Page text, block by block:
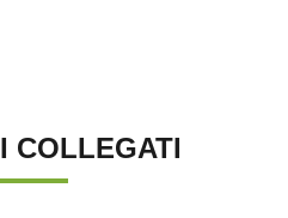
COLLEGATI